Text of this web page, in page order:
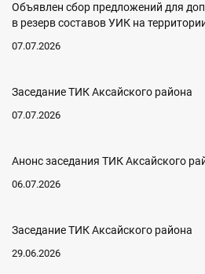
Объявлен сбор предложений для
в резерв составов УИК на
07.07.2026
Заседание ТИК Аксайского района
07.07.2026
Анонс заседания ТИК Аксайского
06.07.2026
Заседание ТИК Аксайского района
29.06.2026